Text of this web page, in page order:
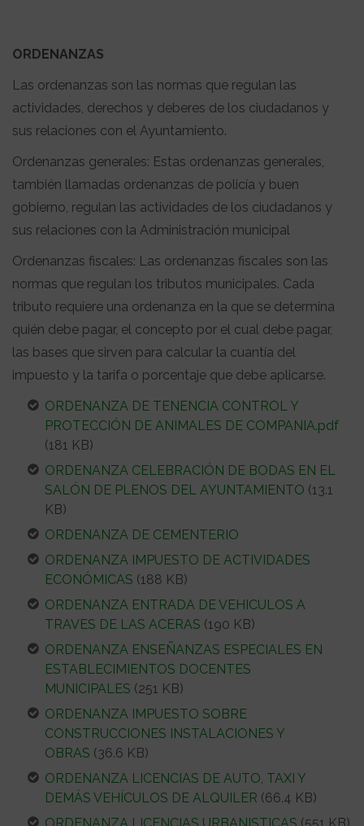
ORDENANZAS
Las ordenanzas son las normas que regulan las
actividades, derechos y deberes de los ciudadanos y
sus relaciones con el Ayuntamiento.
Ordenanzas generales: Estas ordenanzas generales,
también llamadas ordenanzas de policía y buen
gobierno, regulan las actividades de los ciudadanos y
sus relaciones con la Administración municipal
Ordenanzas fiscales: Las ordenanzas fiscales son las
normas que regulan los tributos municipales. Cada
tributo requiere una ordenanza en la que se determina
quién debe pagar, el concepto por el cual debe pagar,
las bases que sirven para calcular la cuantía del
impuesto y la tarifa o porcentaje que debe aplicarse.
ORDENANZA DE TENENCIA CONTROL Y
PROTECCIÓN DE ANIMALES DE COMPANIA.pdf
(181 KB)
ORDENANZA CELEBRACIÓN DE BODAS EN EL
SALÓN DE PLENOS DEL AYUNTAMIENTO (13.1
KB)
ORDENANZA DE CEMENTERIO
ORDENANZA IMPUESTO DE ACTIVIDADES
ECONÓMICAS (188 KB)
ORDENANZA ENTRADA DE VEHICULOS A
TRAVES DE LAS ACERAS (190 KB)
ORDENANZA ENSEÑANZAS ESPECIALES EN
ESTABLECIMIENTOS DOCENTES
MUNICIPALES (251 KB)
ORDENANZA IMPUESTO SOBRE
CONSTRUCCIONES INSTALACIONES Y
OBRAS (36.6 KB)
ORDENANZA LICENCIAS DE AUTO, TAXI Y
DEMÁS VEHÍCULOS DE ALQUILER (66.4 KB)